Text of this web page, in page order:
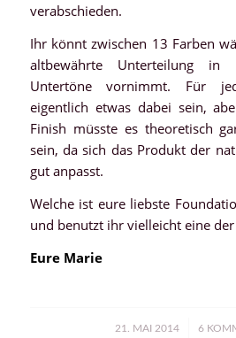
verabschieden.
Ihr könnt zwischen 13 Farben
altbewährte Unterteilung
Untertöne vornimmt. Für
eigentlich etwas dabei sein,
Finish müsste es theoretisch
sein, da sich das Produkt der
gut anpasst.
Welche ist eure liebste
und benutzt ihr vielleicht eine der
Eure Marie
21. MAI 2014
/ 6